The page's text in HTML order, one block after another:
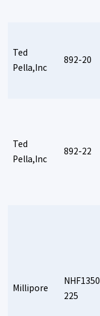
Ted
Pella,Inc
892-20
Ted
Pella,Inc
892-22
Millipore
NHF1350
225